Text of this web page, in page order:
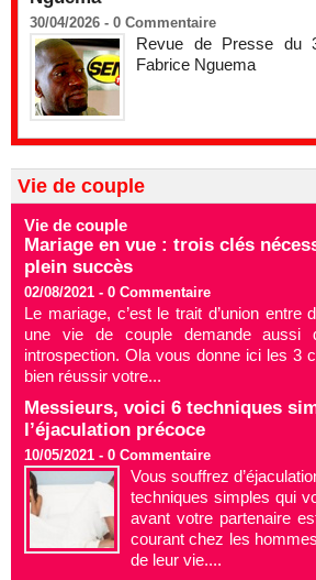
30/04/2026 - 0 Commentaire
Revue de Presse du
Fabrice Nguema
Vie de couple
Vie de couple
Mariage en vue : trois clés
plein succès
02/08/2021 - 0 Commentaire
Le mariage, c’est le trait d’union entre
une vie de couple demande aussi
introspection. Ola vous donne ici les 3
bien réussir votre...
Messieurs, voici 6 techniques
l’éjaculation précoce
10/05/2021 - 0 Commentaire
Vous souffrez
techniques simples qui
avant votre partenaire
courant chez les
de leur vie....